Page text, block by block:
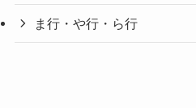
ま行・や行・ら行